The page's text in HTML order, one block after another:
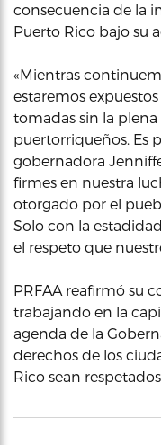
consecuencia de la
Puerto Rico bajo su
«Mientras
estaremos
tomadas sin la
puertorriqueños. Es
gobernadora
firmes en nuestra
otorgado por el
Solo con la
el respeto que
PRFAA reafirmó su
trabajando en la
agenda de la
derechos de los
Rico sean